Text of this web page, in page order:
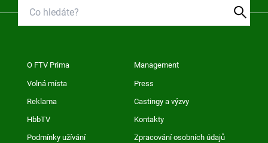
O FTV Prima Management
Volná místa Press
Reklama Castingy a výzvy
HbbTV Kontakty
Podmínky užívání Zpracování osobních údajů